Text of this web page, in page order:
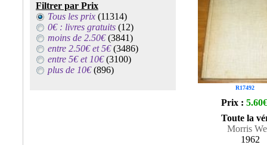
Filtrer par Prix
Tous les prix (11314)
0€ : livres gratuits (12)
moins de 2.50€(3841)
entre 2.50€ et 5€(3486)
entre 5€ et 10€(3100)
plus de 10€(896)
R17492
Prix : 5.60€
Toute la
Morris
1962